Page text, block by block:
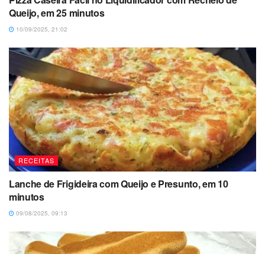
Queijo, em 25 minutos
10/09/2025, 21:02
RECEITAS
Lanche de Frigideira com Queijo e Presunto, em 10
minutos
09/08/2025, 09:13